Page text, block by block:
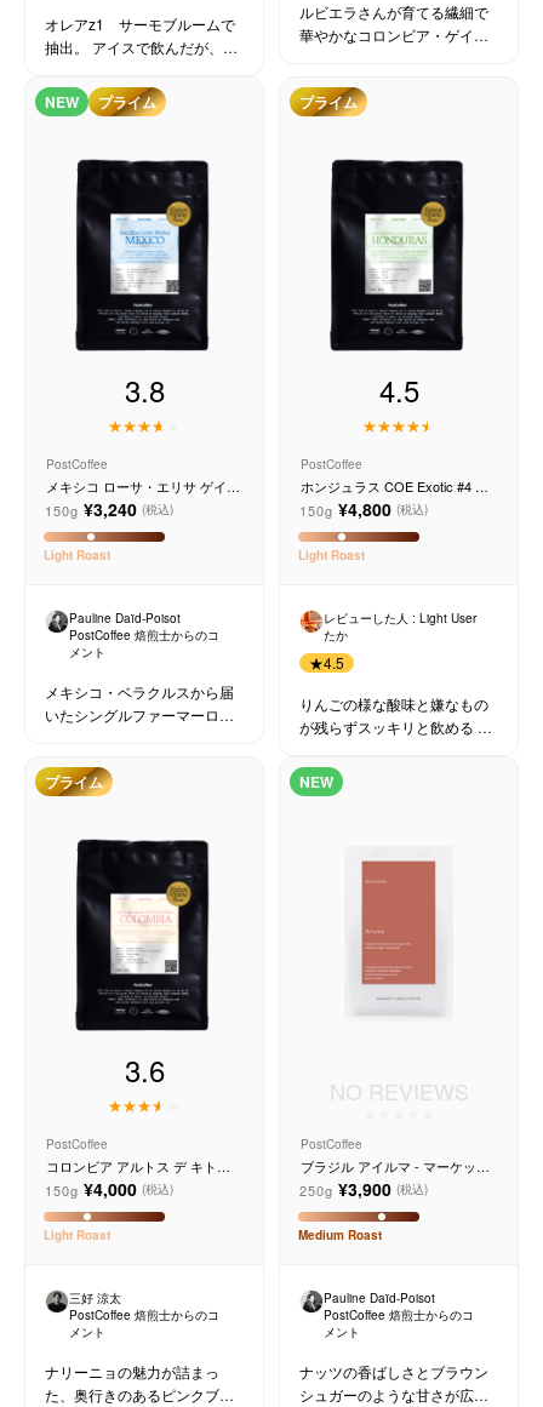
コーヒーのサブスク
よくある質問
オレアz1 サーモブルームで
抽出。 アイスで飲んだが、め
煎の煽りがそのまま残り、味
も落ち着いている感じ。果実
じた。
ルビエラさんが育てる繊細で
華やかなコロンビア・ゲイシ
NEW プライム
3.8
PostCoffee
メキシコ ローサ・エリサ ゲイシ
ャ ウォッシュド
150g ¥3,240 (税込)
Light Roast
Pauline Daïd-Poisot
PostCoffee 焙煎士からのコ
メント
メキシコ・ベラクルスから届
いたシングルファーマーロッ
プライム
4.5
PostCoffee
ホンジュラス COE Exotic #4 フ
ィンカ ラ コルメナ ゲイシャ ウ
ォッシュド
150g ¥4,800 (税込)
Light Roast
レビューした人 : Light User
たか
★4.5
りんごの様な酸味と嫌なもの
が残らずスッキリと飲める 後
プライム
3.6
PostCoffee
コロンビア アルトス デ キトゥ
ンパンバ ピンクブルボン ウォッ
シュド
150g ¥4,000 (税込)
Light Roast
三好 涼太
PostCoffee 焙煎士からのコ
メント
ナリーニョの魅力が詰まっ
た、奥行きのあるピンクブル
NEW
NO REVIEWS
PostCoffee
ブラジル アイルマ - マーケット
レーンコーヒー
250g ¥3,900 (税込)
Medium Roast
Pauline Daïd-Poisot
PostCoffee 焙煎士からのコ
メント
ナッツの香ばしさとブラウン
シュガーのような甘さが広が